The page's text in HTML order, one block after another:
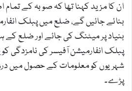
ان کا مزید کہنا تھا کہ صوبہ کے تمام
بنائے جائیں گے، ضلع میں پبلک
بنیاد پر میٹنگ کی جائے اور ضلع
پبلک انفارمیشن آفیسر کی نامزدگی کو
شہریوں کو معلومات کے حصول میں
پڑے۔